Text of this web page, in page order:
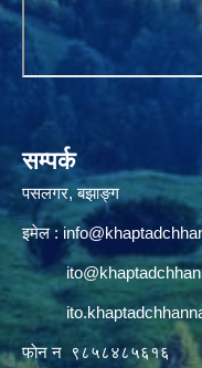
सम्पर्क
पसलगर, बझाङ्ग
इमेल :
फाेन न‌‍‍ ९८५८४८५६१६